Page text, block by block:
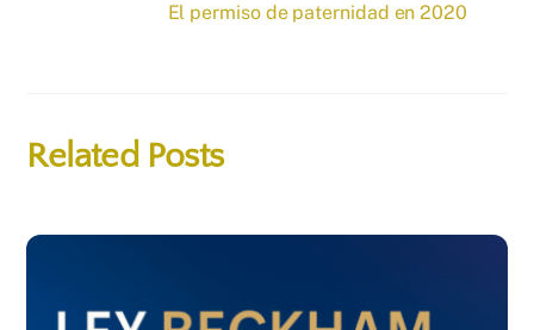
El permiso de paternidad en 2020
Related Posts